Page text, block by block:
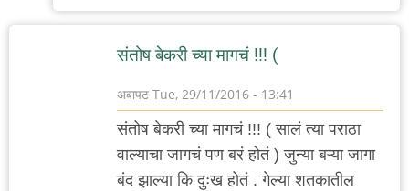
अनुप
संतोष बेकरी च्या मागचं !!! (
अबापट Tue, 29/11/2016 - 13:41
संतोष बेकरी च्या मागचं !!! ( सालं त्या पराठा
वाल्याचा जागचं पण बरं होतं ) जुन्या बऱ्या जागा
बंद झाल्या कि दुःख होतं . गेल्या शतकातील